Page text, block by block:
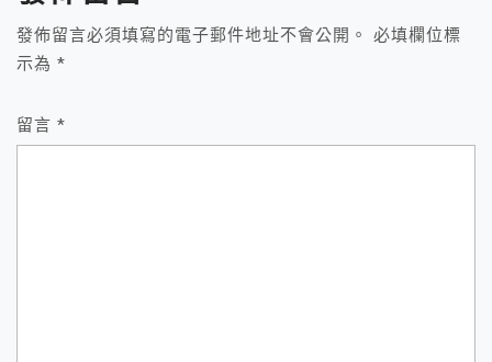
發佈留言必須填寫的電子郵件地址不會公開。
必填欄位標
示為 *
留言 *